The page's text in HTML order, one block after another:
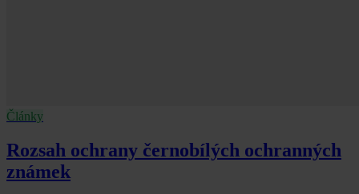
Články
Rozsah ochrany černobílých ochranných
známek